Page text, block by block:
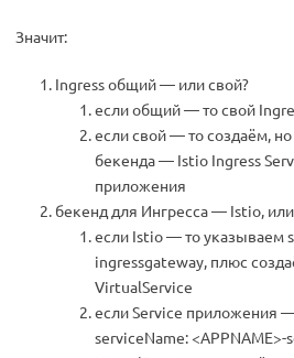
Значит:
Ingress общий — или свой?
если общий — то свой
если свой — то создаём,
бекенда — Istio Ingress
приложения
бекенд для Ингресса — Istio,
если Istio — то указываем
ingressgateway, плюс
VirtualService
если Service приложения
serviceName: <APPNAME>-